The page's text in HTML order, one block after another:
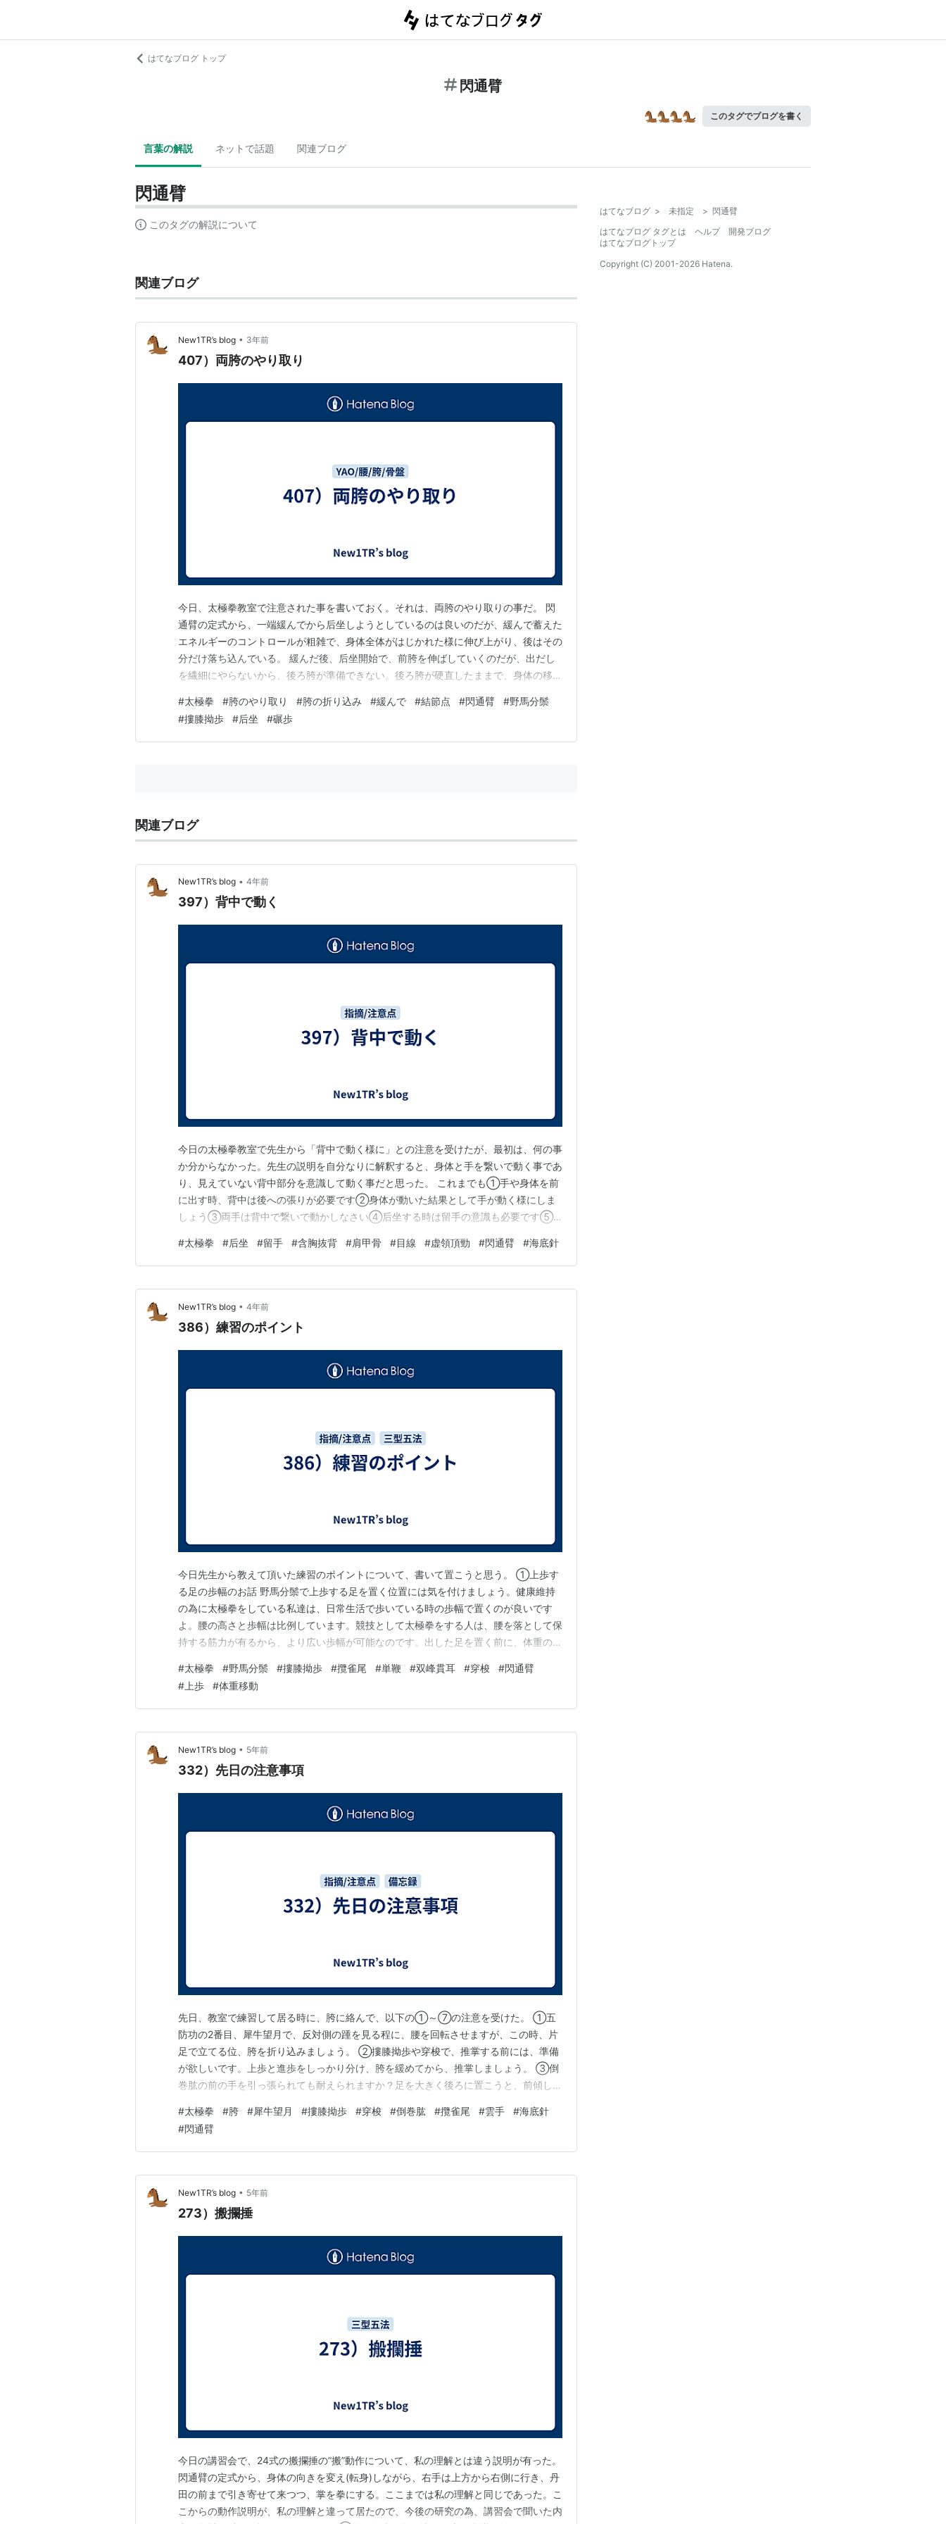
はてなブログ トップ
閃通臂
このタグでブログを書く
言葉の解説 ネットで話題 関連ブログ
閃通臂
このタグの解説について
関連ブログ
New1TR’s blog • 3年前
407）両胯のやり取り
今日、太極拳教室で注意された事を書いておく。それは、両胯のやり取りの事だ。 閃
通臂の定式から、一端緩んでから后坐しようとしているのは良いのだが、緩んで蓄えた
エネルギーのコントロールが粗雑で、身体全体がはじかれた様に伸び上がり、後はその
分だけ落ち込んでいる。 緩んだ後、后坐開始で、前胯を伸ばしていくのだが、出だし
を繊細にやらないから、後ろ胯が準備できない。後ろ胯が硬直したままで、身体の移動
ら送り込まれた分は、自動的に後ろ胯に受け入れられ、身体全体が伸び上がる様な事は
ない。 野馬分鬃や摟膝拗歩で碾歩後に収脚するが、この時…
#太極拳 #胯のやり取り #胯の折り込み #緩んで #結節点 #閃通臂 #野馬分鬃
#摟膝拗歩 #后坐 #碾歩
関連ブログ
New1TR’s blog • 4年前
397）背中で動く
今日の太極拳教室で先生から「背中で動く様に」との注意を受けたが、最初は、何の事
か分からなかった。先生の説明を自分なりに解釈すると、身体と手を繋いで動く事であ
り、見えていない背中部分を意識して動く事だと思った。 これまでも①手や身体を前
に出す時、背中は後への張りが必要です②身体が動いた結果として手が動く様にしま
しょう③両手は背中で繋いで動かしなさい④后坐する時は留手の意識も必要です⑤
して動きましょう⑦目は顔の前面ではなく、もっと深い所、後頭部から見ている意識
で見ましょう・・・等々の注意を受けて来たが、今日の注意も「身体と…
#太極拳 #后坐 #留手 #含胸抜背 #肩甲骨 #目線 #虚領頂勁 #閃通臂 #海底針
New1TR’s blog • 4年前
386）練習のポイント
今日先生から教えて頂いた練習のポイントについて、書いて置こうと思う。 ①上歩す
る足の歩幅のお話 野馬分鬃で上歩する足を置く位置には気を付けましょう。健康維持
の為に太極拳をしている私達は、日常生活で歩いている時の歩幅で置くのが良いです
よ。腰の高さと歩幅は比例しています。競技として太極拳をする人は、腰を落として保
持する筋力が有るから、より広い歩幅が可能なのです。出した足を置く前に、体重の移
高さを基準に、体重移動が起こらない歩幅を見つけて、太極拳をしましょう。 ②后坐
した時の足首と爪先のお話 野馬分鬃で上歩し踵を着いた時や…
#太極拳 #野馬分鬃 #摟膝拗歩 #攬雀尾 #単鞭 #双峰貫耳 #穿梭 #閃通臂
# 上歩 #体重移動
New1TR’s blog • 5年前
332）先日の注意事項
先日、教室で練習して居る時に、胯に絡んで、以下の①～⑦の注意を受けた。 ①五
防功の2番目、犀牛望月で、反対側の踵を見る程に、腰を回転させますが、この時、片
足で立てる位、胯を折り込みましょう。 ②摟膝拗歩や穿梭で、推掌する前には、準備
が欲しいです。上歩と進歩をしっかり分け、胯を緩めてから、推掌しましょう。 ③倒
巻肱の前の手を引っ張られても耐えられますか？足を大きく後ろに置こうと、前傾して
っかり立ちましょう。そうすれば耐えられます。足を大きく後ろに置くには、上体を傾
けるのではなく、腰を低くする必要が有ります。無理のない範…
#太極拳 #胯 #犀牛望月 #摟膝拗歩 #穿梭 #倒巻肱 #攬雀尾 #雲手 #海底針
#閃通臂
New1TR’s blog • 5年前
273）搬攔捶
今日の講習会で、24式の搬攔捶の”搬”動作について、私の理解とは違う説明が有った。
閃通臂の定式から、身体の向きを変え(転身)しながら、右手は上方から右側に行き、丹
田の前まで引き寄せて来つつ、掌を拳にする。ここまでは私の理解と同じであった。こ
こからの動作説明が、私の理解と違って居たので、今後の研究の為、講習会で聞いた内
はてなブログ > 未指定 > 閃通臂
はてなブログ タグとは
ヘルプ
開発ブログ
はてなブログトップ
Copyright (C) 2001-2026 Hatena.